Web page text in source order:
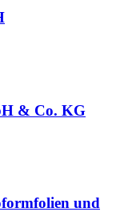
& Co. KG
und